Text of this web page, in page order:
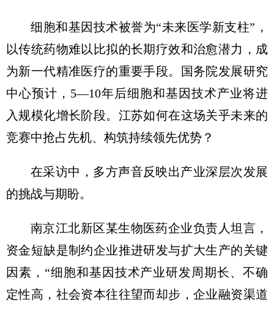
细胞和基因技术被誉为“未来医学新支柱”，
以传统药物难以比拟的长期疗效和治愈潜力，成
为新一代精准医疗的重要手段。国务院发展研究
中心预计，5—10年后细胞和基因技术产业将进
入规模化增长阶段。江苏如何在这场关乎未来的
竞赛中抢占先机、构筑持续领先优势？
在采访中，多方声音反映出产业深层次发展
的挑战与期盼。
南京江北新区某生物医药企业负责人坦言，
资金短缺是制约企业推进研发与扩大生产的关键
因素，“细胞和基因技术产业研发周期长、不确
定性高，社会资本往往望而却步，企业融资渠道